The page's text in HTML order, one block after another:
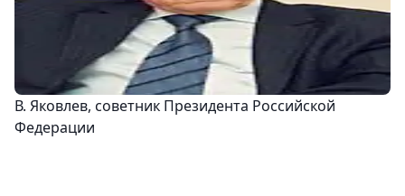
В. Яковлев, советник Президента Российской
Федерации